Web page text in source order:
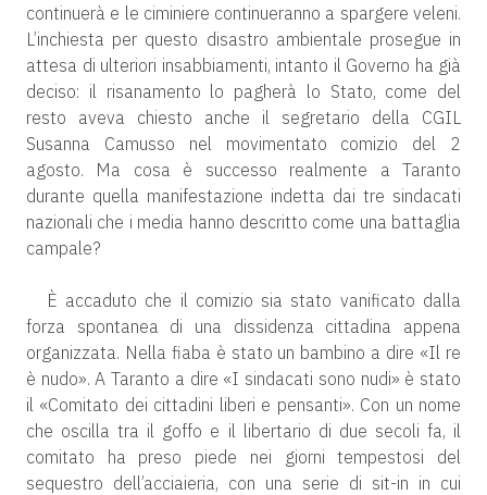
continuerà e le ciminiere continueranno a spargere veleni.
L’inchiesta per questo disastro ambientale prosegue in
attesa di ulteriori insabbiamenti, intanto il Governo ha già
deciso: il risanamento lo pagherà lo Stato, come del
resto aveva chiesto anche il segretario della CGIL
Susanna Camusso nel movimentato comizio del 2
agosto. Ma cosa è successo realmente a Taranto
durante quella manifestazione indetta dai tre sindacati
nazionali che i media hanno descritto come una battaglia
campale?
È accaduto che il comizio sia stato vanificato dalla
forza spontanea di una dissidenza cittadina appena
organizzata. Nella fiaba è stato un bambino a dire «Il re
è nudo». A Taranto a dire «I sindacati sono nudi» è stato
il «Comitato dei cittadini liberi e pensanti». Con un nome
che oscilla tra il goffo e il libertario di due secoli fa, il
comitato ha preso piede nei giorni tempestosi del
sequestro dell’acciaieria, con una serie di sit-in in cui